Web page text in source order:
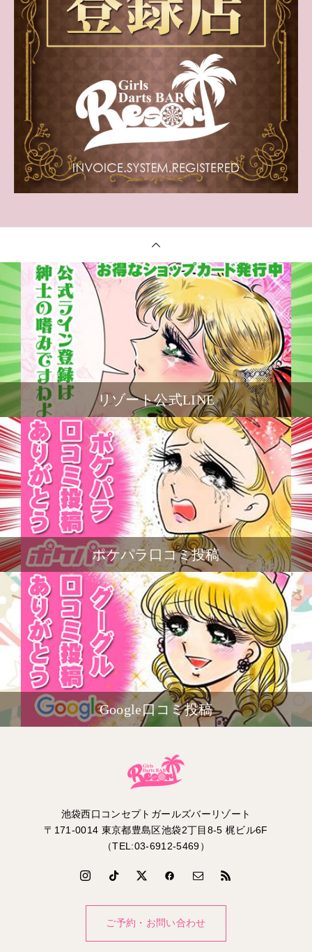
リゾート公式LINE
ポケパラ口コミ投稿
Google口コミ投稿
池袋西口コンセプトガールズバーリゾート
〒171-0014 東京都豊島区池袋2丁目8-5 梶ビル6F
（TEL:03-6912-5469）
ご予約・お問い合わせ